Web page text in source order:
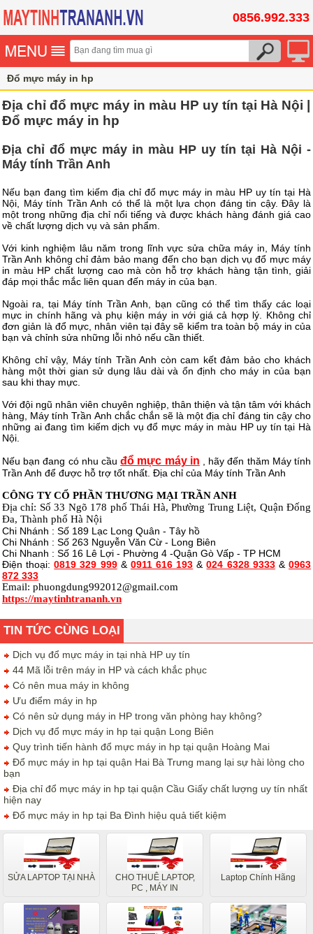
0856.992.333
Đổ mực máy in hp
Địa chỉ đổ mực máy in màu HP uy tín tại Hà Nội |
Đổ mực máy in hp
Địa chỉ đổ mực máy in màu HP uy tín tại Hà Nội -
Máy tính Trần Anh
Nếu bạn đang tìm kiếm địa chỉ đổ mực máy in màu HP uy tín tại Hà
Nội, Máy tính Trần Anh có thể là một lựa chọn đáng tin cậy. Đây là
một trong những địa chỉ nổi tiếng và được khách hàng đánh giá cao
về chất lượng dịch vụ và sản phẩm.
Với kinh nghiệm lâu năm trong lĩnh vực sửa chữa máy in, Máy tính
Trần Anh không chỉ đảm bảo mang đến cho bạn dịch vụ đổ mực máy
in màu HP chất lượng cao mà còn hỗ trợ khách hàng tận tình, giải
đáp mọi thắc mắc liên quan đến máy in của bạn.
Ngoài ra, tại Máy tính Trần Anh, bạn cũng có thể tìm thấy các loại
mực in chính hãng và phụ kiện máy in với giá cả hợp lý. Không chỉ
đơn giản là đổ mực, nhân viên tại đây sẽ kiểm tra toàn bộ máy in của
bạn và chỉnh sửa những lỗi nhỏ nếu cần thiết.
Không chỉ vậy, Máy tính Trần Anh còn cam kết đảm bảo cho khách
hàng một thời gian sử dụng lâu dài và ổn định cho máy in của bạn
sau khi thay mực.
Với đội ngũ nhân viên chuyên nghiệp, thân thiện và tận tâm với khách
hàng, Máy tính Trần Anh chắc chắn sẽ là một địa chỉ đáng tin cậy cho
những ai đang tìm kiếm dịch vụ đổ mực máy in màu HP uy tín tại Hà
Nội.
Nếu bạn đang có nhu cầuđổ mực máy in , hãy đến thăm Máy tính
Trần Anh để được hỗ trợ tốt nhất. Địa chỉ của Máy tính Trần Anh
CÔNG TY CỔ PHẦN THƯƠNG MẠI TRẦN ANH
Địa chỉ: Số 33 Ngõ 178 phố Thái Hà, Phường Trung Liệt, Quận Đống
Đa, Thành phố Hà Nội
Chi Nhánh : Số 189 Lạc Long Quân - Tây hồ
Chi Nhánh : Số 263 Nguyễn Văn Cừ - Long Biên
Chi Nhanh : Số 16 Lê Lợi - Phường 4 -Quận Gò Vấp - TP HCM
Điện thoại:0819 329 999& 0911 616 193 &024 6328 9333&0963
872 333
Email: phuongdung992012@gmail.com
https://maytinhtrananh.vn
TIN TỨC CÙNG LOẠI
Dịch vụ đổ mực máy in tại nhà HP uy tín
44 Mã lỗi trên máy in HP và cách khắc phục
Có nên mua máy in không
Ưu điểm máy in hp
Có nên sử dụng máy in HP trong văn phòng hay không?
Dịch vụ đổ mực máy in hp tại quận Long Biên
Quy trình tiến hành đổ mực máy in hp tại quận Hoàng Mai
Đổ mực máy in hp tại quận Hai Bà Trưng mang lại sự hài lòng cho
bạn
Địa chỉ đổ mực máy in hp tại quận Cầu Giấy chất lượng uy tín nhất
hiện nay
Đổ mực máy in hp tại Ba Đình hiệu quả tiết kiệm
SỬA LAPTOP TẠI NHÀ
CHO THUÊ LAPTOP,
PC , MÁY IN
Laptop Chính Hãng